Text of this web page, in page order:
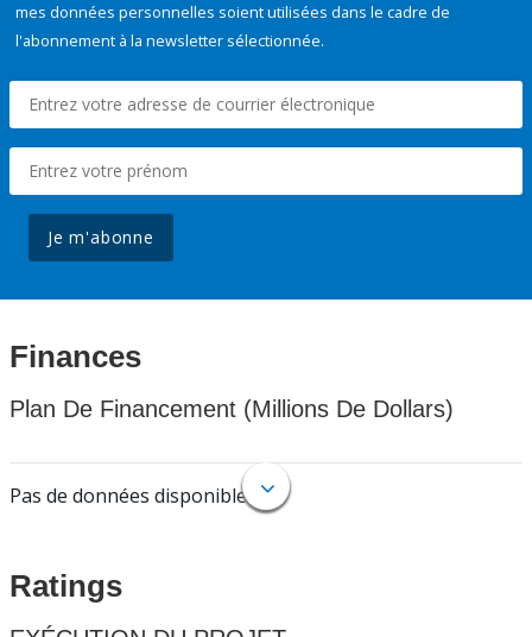
mes données personnelles soient utilisées dans le cadre de
l'abonnement à la newsletter sélectionnée.
Je m'abonne
Finances
Plan De Financement (Millions De Dollars)
Pas de données disponibles.
Ratings